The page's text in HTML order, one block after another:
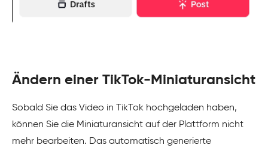
Ändern einer TikTok-Miniaturansicht
Sobald Sie das Video in TikTok hochgeladen haben,
können Sie die Miniaturansicht auf der Plattform nicht
mehr bearbeiten. Das automatisch generierte